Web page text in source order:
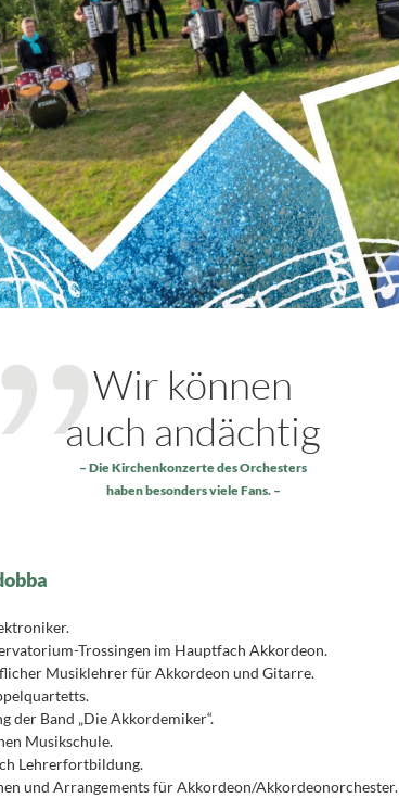
Wir können
auch andächtig
Die Kirchenkonzerte des Orchesters
haben besonders viele Fans.
Trossingen im Hauptfach Akkordeon.
Musiklehrer für Akkordeon und Gitarre.
der Band „Die Akkordemiker“.
Musikschule.
Lehrerfortbildung.
und Arrangements für Akkordeon/Akkordeonorchester.